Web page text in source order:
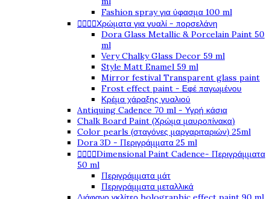
Fashion spray για ύφασμα 100 ml
   Χρώματα για γυαλί - πορσελάνη
Dora Glass Metallic & Porcelain Paint 50
ml
Very Chalky Glass Decor 59 ml
Style Matt Enamel 59 ml
Mirror festival Transparent glass paint
Frost effect paint - Εφέ παγωμένου
Κρέμα χάραξης γυαλιού
Antiquing Cadence 70 ml - Υγρή κάσια
Chalk Board Paint (Χρώμα μαυροπίνακα)
Color pearls (σταγόνες μαργαριταριών) 25ml
Dora 3D - Περιγράμματα 25 ml
   Dimensional Paint Cadence- Περιγράμματα
50 ml
Περιγράμματα μάτ
Περιγράμματα μεταλλικά